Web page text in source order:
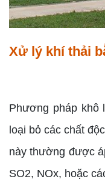
Xử lý khí thải
Phương pháp khô
loại bỏ các chất
này thường được
SO2, NOx, hoặc